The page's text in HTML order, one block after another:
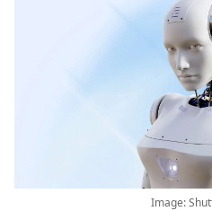
Image: